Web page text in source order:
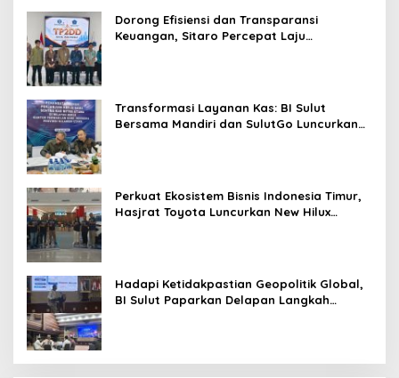
Dorong Efisiensi dan Transparansi
Keuangan, Sitaro Percepat Laju
Transformasi Layanan Kas: BI Sulut
Bersama Mandiri dan SulutGo Luncurkan
Perkuat Ekosistem Bisnis Indonesia Timur,
Hasjrat Toyota Luncurkan New Hilux
Hadapi Ketidakpastian Geopolitik Global,
BI Sulut Paparkan Delapan Langkah